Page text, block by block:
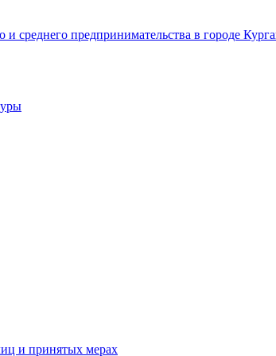
среднего предпринимательства в городе
и принятых мерах